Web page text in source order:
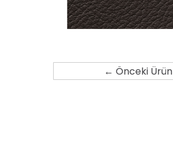
← Önceki Ürün